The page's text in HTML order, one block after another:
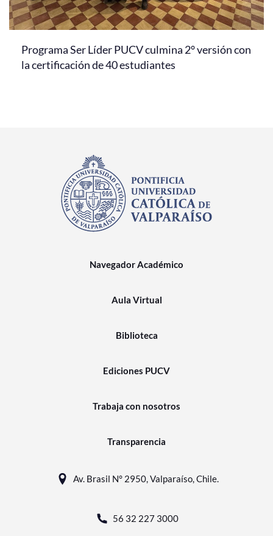
Programa Ser Líder PUCV culmina 2° versión con
la certificación de 40 estudiantes
Navegador Académico
Aula Virtual
Biblioteca
Ediciones PUCV
Trabaja con nosotros
Transparencia
Av. Brasil N° 2950, Valparaíso, Chile.
56 32 227 3000